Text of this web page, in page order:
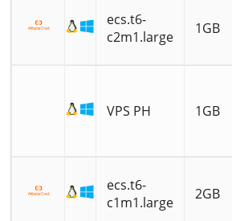
ecs.t6-
c2m1.large
1GB
VPS PH 1GB
ecs.t6-
c1m1.large
2GB